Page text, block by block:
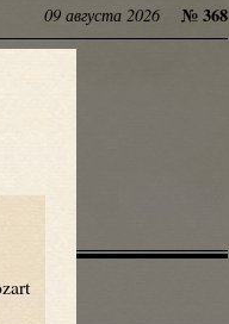
09 августа 2026 № 368